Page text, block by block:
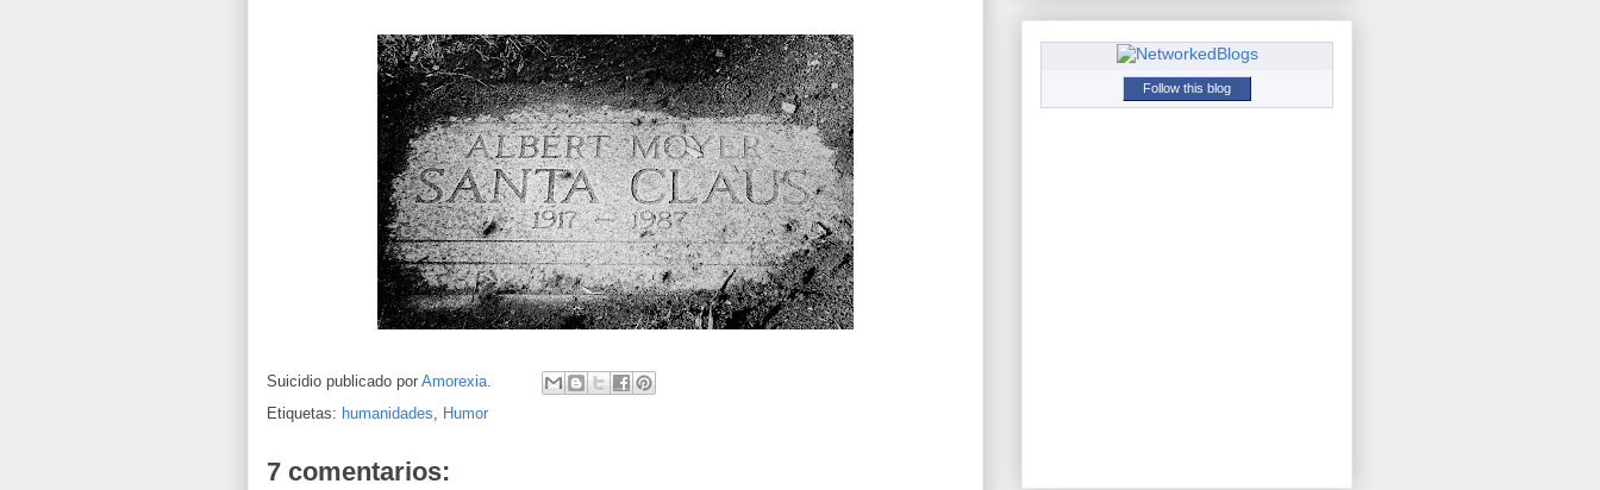
Suicidio publicado por Amorexia.
Etiquetas: humanidades, Humor
7 comentarios:
Follow this blog